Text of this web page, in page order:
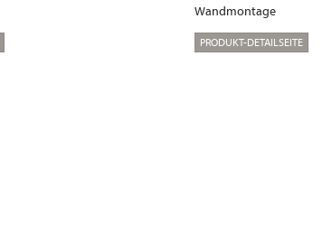
Wandmontage
PRODUKT-DETAILSEITE